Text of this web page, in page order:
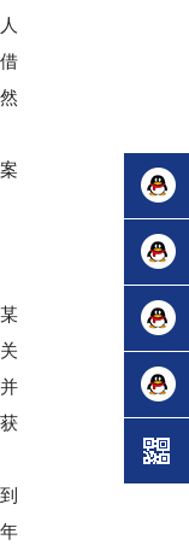
在线咨
法律咨
在线咨
法律咨